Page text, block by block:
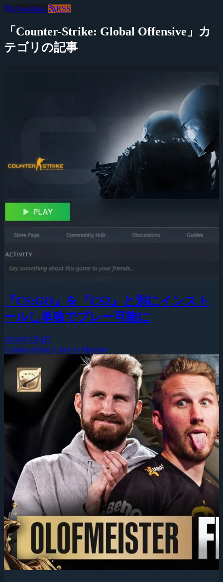
@negitaku RSS
「Counter-Strike: Global Offensive」カ
テゴリの記事
『CS:GO』を『CS2』と別にインスト
ールし単独でプレー可能に
2026年3月4日
Counter-Strike: Global Offensive